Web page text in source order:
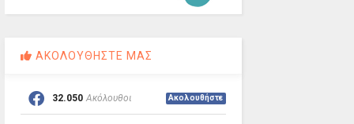
ΑΚΟΛΟΥΘΗΣΤΕ ΜΑΣ
32.050 Ακόλουθοι Ακολουθήστε